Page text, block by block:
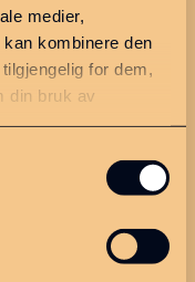
medier,
kombinere den
for dem,
din bruk av